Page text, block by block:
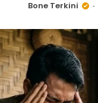
Bone Terkini